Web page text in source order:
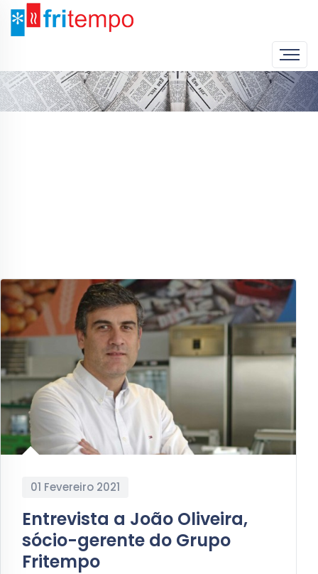
01 Fevereiro 2021
Entrevista a João Oliveira,
sócio-gerente do Grupo
Fritempo